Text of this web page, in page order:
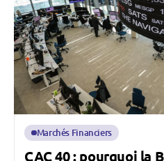
Marchés Financiers
CAC 40 : pourquoi la